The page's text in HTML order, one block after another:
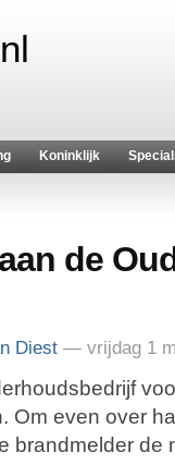
Koninklijk
de
Diest — vrijdag 1
Om even over
brandmelder de